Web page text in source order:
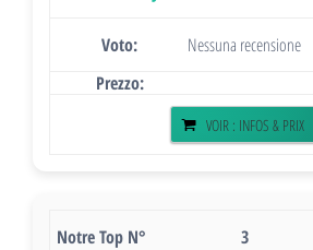
Nessuna recensione
VOIR : INFOS & PRIX
3